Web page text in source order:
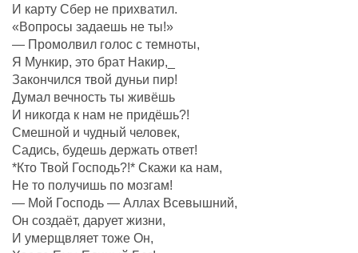
И карту Сбер не прихватил.
«Вопросы задаешь не ты!»
— Промолвил голос с темноты,
Я Мункир, это брат Накир,_
Закончился твой дуньи пир!
Думал вечность ты живёшь
И никогда к нам не придёшь?!
Смешной и чудный человек,
Садись, будешь держать ответ!
*Кто Твой Господь?!* Скажи ка нам,
Не то получишь по мозгам!
— Мой Господь — Аллах Всевышний,
Он создаëт, дарует жизни,
И умерщвляет тоже Он,